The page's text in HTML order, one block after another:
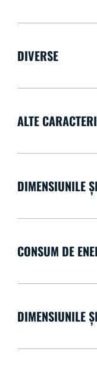
DIVERSE
ALTE
DIMENSIUNILE
CONSUM DE
DIMENSIUNILE